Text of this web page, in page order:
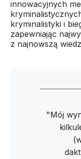
innowacyjnych
kryminalistyki i
zapewniając
z najnowszą
"Mój